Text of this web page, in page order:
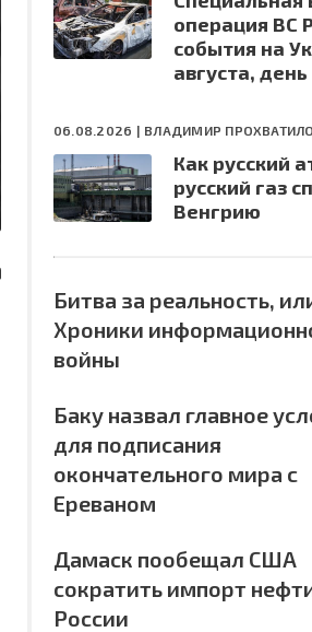
операция ВС
события на
августа, день
06.08.2026 | ВЛАДИМИР
Как русский
русский газ
Венгрию
Битва за реальность,
Хроники
войны
Баку назвал главное
для подписания
окончательного мира с
Ереваном
Дамаск пообещал США
сократить импорт
России